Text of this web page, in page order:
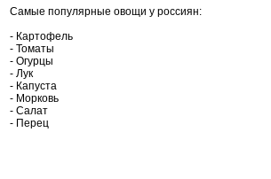
Самые популярные овощи у россиян:
- Картофель
- Томаты
- Огурцы
- Лук
- Капуста
- Морковь
- Салат
- Перец